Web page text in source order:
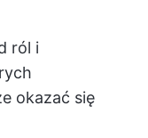
ról i
okazać się